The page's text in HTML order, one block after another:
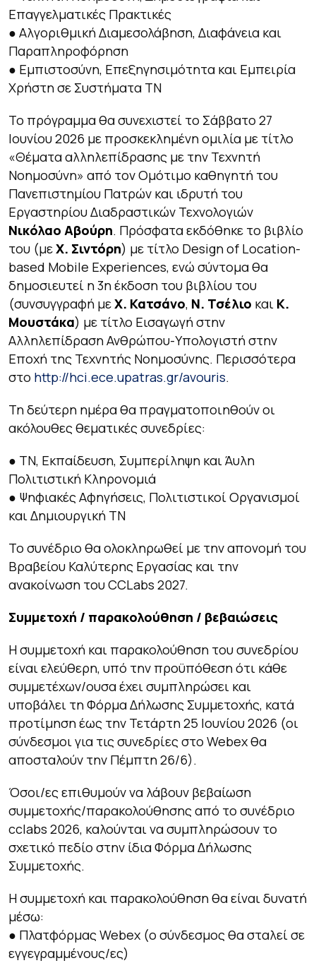
Επαγγελματικές Πρακτικές
● Αλγοριθμική Διαμεσολάβηση, Διαφάνεια και
Παραπληροφόρηση
● Εμπιστοσύνη, Επεξηγησιμότητα και Εμπειρία
Χρήστη σε Συστήματα ΤΝ
Το πρόγραμμα θα συνεχιστεί το Σάββατο 27
Ιουνίου 2026 με προσκεκλημένη ομιλία με τίτλο
«Θέματα αλληλεπίδρασης με την Τεχνητή
Νοημοσύνη» από τον Ομότιμο καθηγητή του
Πανεπιστημίου Πατρών και ιδρυτή του
Εργαστηρίου Διαδραστικών Τεχνολογιών
Νικόλαο Αβούρη. Πρόσφατα εκδόθηκε το βιβλίο
του (μεΧ. Σιντόρη) με τίτλο Design of Location-
based Mobile Experiences, ενώ σύντομα θα
δημοσιευτεί η 3η έκδοση του βιβλίου του
(συνσυγγραφή μεΧ. Κατσάνο, Ν. Τσέλιο και Κ.
Μουστάκα) με τίτλο Εισαγωγή στην
Αλληλεπίδραση Ανθρώπου-Υπολογιστή στην
Εποχή της Τεχνητής Νοημοσύνης. Περισσότερα
στο http://hci.ece.upatras.gr/avouris.
Τη δεύτερη ημέρα θα πραγματοποιηθούν οι
ακόλουθες θεματικές συνεδρίες:
● ΤΝ, Εκπαίδευση, Συμπερίληψη και Άυλη
Πολιτιστική Κληρονομιά
● Ψηφιακές Αφηγήσεις, Πολιτιστικοί Οργανισμοί
και Δημιουργική ΤΝ
Το συνέδριο θα ολοκληρωθεί με την απονομή του
Βραβείου Καλύτερης Εργασίας και την
ανακοίνωση του CCLabs 2027.
Συμμετοχή / παρακολούθηση / βεβαιώσεις
Η συμμετοχή και παρακολούθηση του συνεδρίου
είναι ελεύθερη, υπό την προϋπόθεση ότι κάθε
συμμετέχων/ουσα έχει συμπληρώσει και
υποβάλει τη Φόρμα Δήλωσης Συμμετοχής, κατά
προτίμηση έως την Τετάρτη 25 Ιουνίου 2026 (οι
σύνδεσμοι για τις συνεδρίες στο Webex θα
αποσταλούν την Πέμπτη 26/6).
Όσοι/ες επιθυμούν να λάβουν βεβαίωση
συμμετοχής/παρακολούθησης από το συνέδριο
cclabs 2026, καλούνται να συμπληρώσουν το
σχετικό πεδίο στην ίδια Φόρμα Δήλωσης
Συμμετοχής.
Η συμμετοχή και παρακολούθηση θα είναι δυνατή
μέσω:
● Πλατφόρμας Webex (ο σύνδεσμος θα σταλεί σε
εγγεγραμμένους/ες)